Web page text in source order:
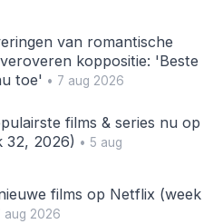
van romantische
koppositie: 'Beste
toe' • 7 aug 2026
films & series nu op
32, 2026) • 5 aug
films op Netflix (week
aug 2026